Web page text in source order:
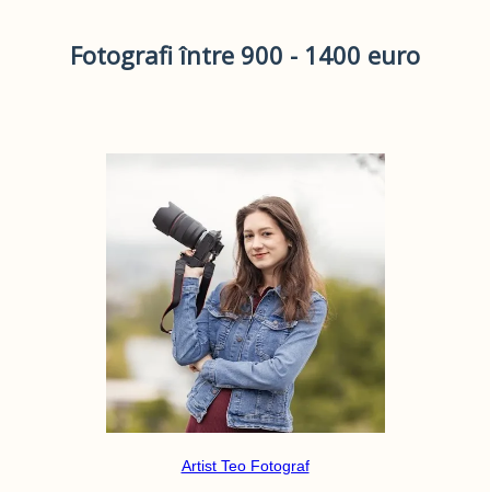
Fotografi între 900 - 1400 euro
Artist Teo Fotograf